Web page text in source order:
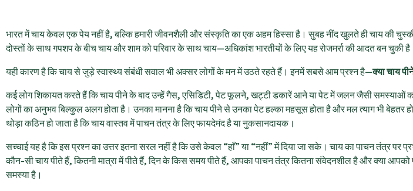
भारत में चाय केवल एक पेय नहीं है, बल्कि हमारी जीवनशैली और संस्कृति का एक अहम हिस्सा है। सुबह नींद खुलते ही चाय की
दोस्तों के साथ गपशप के बीच चाय और शाम को परिवार के साथ चाय—अधिकांश भारतीयों के लिए यह रोजमर्रा की आदत बन चुकी
यही कारण है कि चाय से जुड़े स्वास्थ्य संबंधी सवाल भी अक्सर लोगों के मन में उठते रहते हैं। इनमें सबसे आम प्रश्न है—क्या चाय
कई लोग शिकायत करते हैं कि चाय पीने के बाद उन्हें गैस, एसिडिटी, पेट फूलने, खट्टी डकारें आने या पेट में जलन जैसी समस्याओं
लोगों का अनुभव बिल्कुल अलग होता है। उनका मानना है कि चाय पीने से उनका पेट हल्का महसूस होता है और मल त्याग भी बेहतर
थोड़ा कठिन हो जाता है कि चाय वास्तव में पाचन तंत्र के लिए फायदेमंद है या नुकसानदायक।
सच्चाई यह है कि इस प्रश्न का उत्तर इतना सरल नहीं है कि उसे केवल “हाँ” या “नहीं” में दिया जा सके। चाय का पाचन तंत्र पर
कौन-सी चाय पीते हैं, कितनी मात्रा में पीते हैं, दिन के किस समय पीते हैं, आपका पाचन तंत्र कितना संवेदनशील है और क्या
समस्या है।